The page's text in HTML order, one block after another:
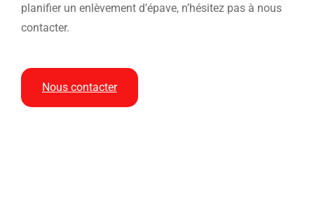
planifier un enlèvement d’épave, n’hésitez pas à nous
contacter.
Nous contacter